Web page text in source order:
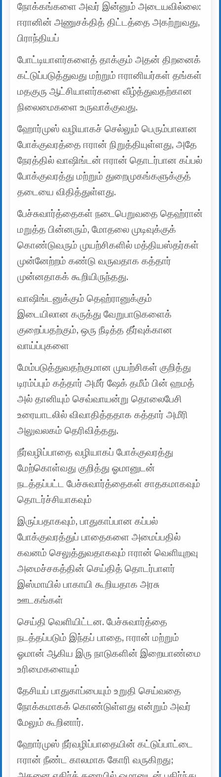
நோக்கங்களை அவர் இன்னும் அடையவில்லை:
ஈரானின் அணுசக்தித் திட்டத்தை அகற்றுவது,
பிராந்தியப்
போட்டியாளர்களைத் தாக்கும் அதன் திறனைக்
கட்டுப்படுத்துவது மற்றும் ஈரானியர்கள் தங்கள்
மதகுரு ஆட்சியாளர்களை வீழ்த்துவதற்கான
நிலைமைகளை உருவாக்குவது.
ஹோர்முஸ் வழியாகச் செல்லும் பெரும்பாலான
போக்குவரத்தை ஈரான் நிறுத்தியுள்ளது, அதே
நேரத்தில் வாஷிங்டன் ஈரான் தொடர்பான கப்பல்
போக்குவரத்து மற்றும் துறைமுகங்களுக்குத்
தடையை விதித்துள்ளது.
பேச்சுவார்த்தைகள் நடைபெறுவதை தெஹ்ரான்
மறுத்த பின்னரும், மோதலை முடிவுக்குக்
கொண்டுவரும் முயற்சிகளில் மத்தியஸ்தர்கள்
முன்னேற்றம் கண்டு வருவதாக கத்தார்
முன்னதாகக் கூறியிருந்தது.
வாஷிங்டனுக்கும் தெஹ்ரானுக்கும்
இடையிலான கருத்து வேறுபாடுகளைக்
குறைப்பதற்கும், ஒரு நீடித்த தீர்வுக்கான
வாய்ப்புகளை
மேம்படுத்துவதற்குமான முயற்சிகள் குறித்து
டிரம்ப்பும் கத்தார் அமீர் ஷேக் தமீம் பின் ஹமத்
அல் தானியும் செவ்வாயன்று தொலைபேசி
உரையாடலில் விவாதித்ததாக கத்தார் அமீரி
அலுவலகம் தெரிவித்தது.
நீர்வழிப்பாதை வழியாகப் போக்குவரத்து
மேற்கொள்வது குறித்து ஓமானுடன்
நடத்தப்பட்ட பேச்சுவார்த்தைகள் சாதகமாகவும்
தொடர்ச்சியாகவும்
இருப்பதாகவும், பாதுகாப்பான கப்பல்
போக்குவரத்துப் பாதைகளை அமைப்பதில்
கவனம் செலுத்துவதாகவும் ஈரான் வெளியுறவு
அமைச்சகத்தின் செய்தித் தொடர்பாளர்
இஸ்மாயில் பாகாயி கூறியதாக அரசு
ஊடகங்கள்
செய்தி வெளியிட்டன. பேச்சுவார்த்தை
நடத்தப்படும் இந்தப் பாதை, ஈரான் மற்றும்
ஓமான் ஆகிய இரு நாடுகளின் இறையாண்மை
உரிமைகளையும்
தேசியப் பாதுகாப்பையும் உறுதி செய்வதை
நோக்கமாகக் கொண்டுள்ளது என்றும் அவர்
மேலும் கூறினார்.
ஹோர்முஸ் நீர்வழிப்பாதையின் கட்டுப்பாட்டை
ஈரான் நீண்ட காலமாக கோரி வருகிறது;